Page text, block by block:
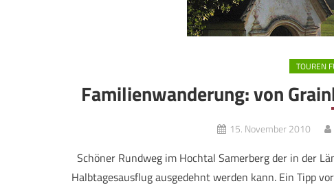
TOUREN
Familienwanderung: von
15. November 2010
Schöner Rundweg im Hochtal Samerberg der in der
Halbtagesausflug ausgedehnt werden kann. Ein Tipp